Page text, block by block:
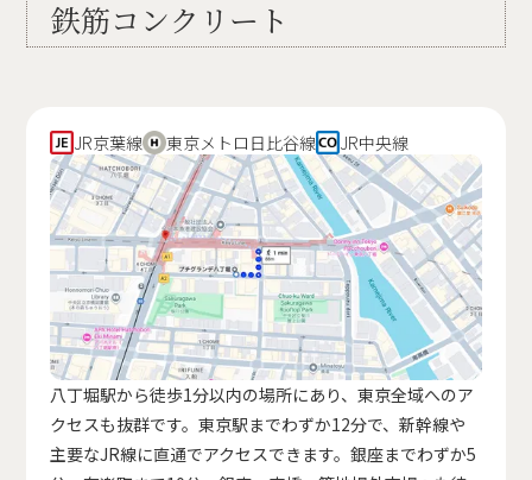
鉄筋コンクリート
JR京葉線 東京メトロ日比谷線 JR中央線
八丁堀駅から徒歩1分以内の場所にあり、東京全域へのア
クセスも抜群です。東京駅までわずか12分で、新幹線や
主要なJR線に直通でアクセスできます。銀座までわずか5